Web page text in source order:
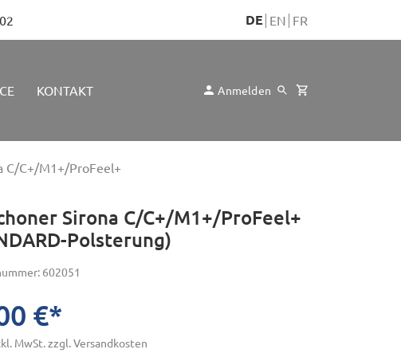
DE EN FR
KONTAKT Anmelden
C/C+/M1+/ProFeel+
Sirona C/C+/M1+/ProFeel+
Polsterung)
602051
€*
MwSt. zzgl. Versandkosten